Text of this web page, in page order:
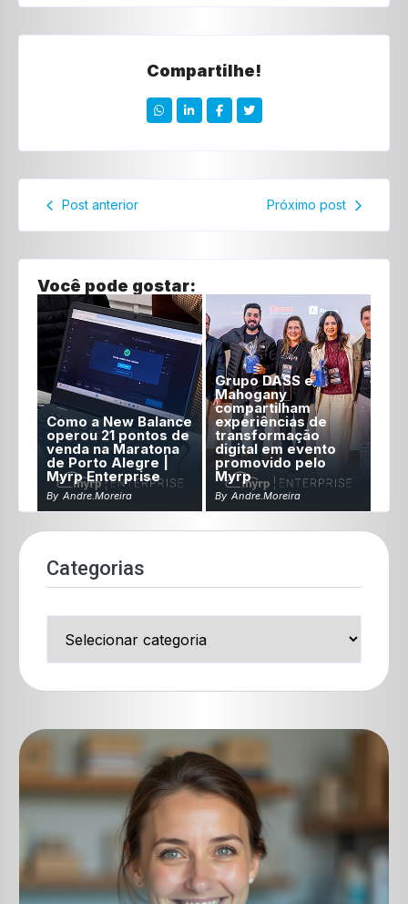
Compartilhe!
Post anterior Próximo post
Você pode gostar:
Como a New Balance
operou 21 pontos de
venda na Maratona
de Porto Alegre |
Myrp Enterprise
By Andre.moreira
Grupo DASS e
Mahogany
compartilham
experiências de
transformação
digital em evento
promovido pelo
Myrp
By Andre.moreira
Categorias